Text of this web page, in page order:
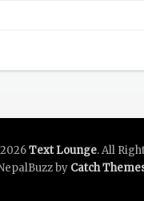
Text Lounge. All
by Catch